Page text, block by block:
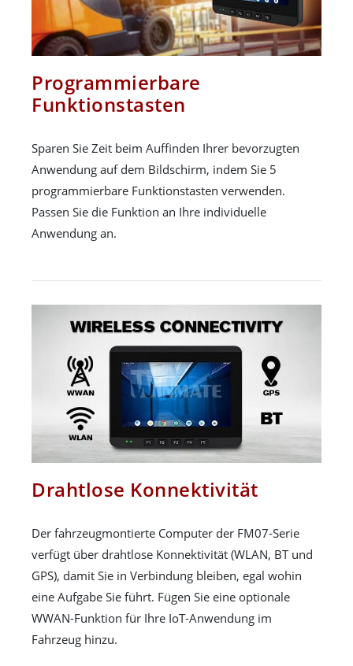
Programmierbare
Funktionstasten
Sparen Sie Zeit beim Auffinden Ihrer bevorzugten
Anwendung auf dem Bildschirm, indem Sie 5
programmierbare Funktionstasten verwenden.
Passen Sie die Funktion an Ihre individuelle
Anwendung an.
Drahtlose Konnektivität
Der fahrzeugmontierte Computer der FM07-Serie
verfügt über drahtlose Konnektivität (WLAN, BT und
GPS), damit Sie in Verbindung bleiben, egal wohin
eine Aufgabe Sie führt. Fügen Sie eine optionale
WWAN-Funktion für Ihre IoT-Anwendung im
Fahrzeug hinzu.